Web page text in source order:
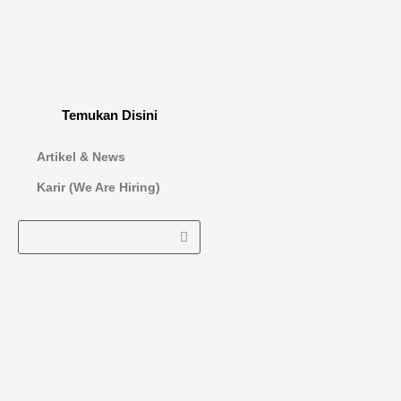
Temukan Disini
Artikel & News
Karir (We Are Hiring)